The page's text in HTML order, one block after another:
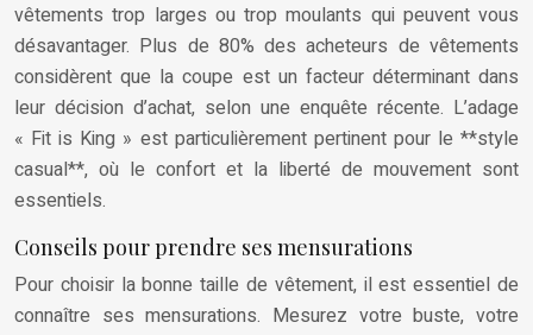
vêtements trop larges ou trop moulants qui peuvent vous
désavantager. Plus de 80% des acheteurs de vêtements
considèrent que la coupe est un facteur déterminant dans
leur décision d’achat, selon une enquête récente. L’adage
« Fit is King » est particulièrement pertinent pour le **style
casual**, où le confort et la liberté de mouvement sont
essentiels.
Conseils pour prendre ses mensurations
Pour choisir la bonne taille de vêtement, il est essentiel de
connaître ses mensurations. Mesurez votre buste, votre